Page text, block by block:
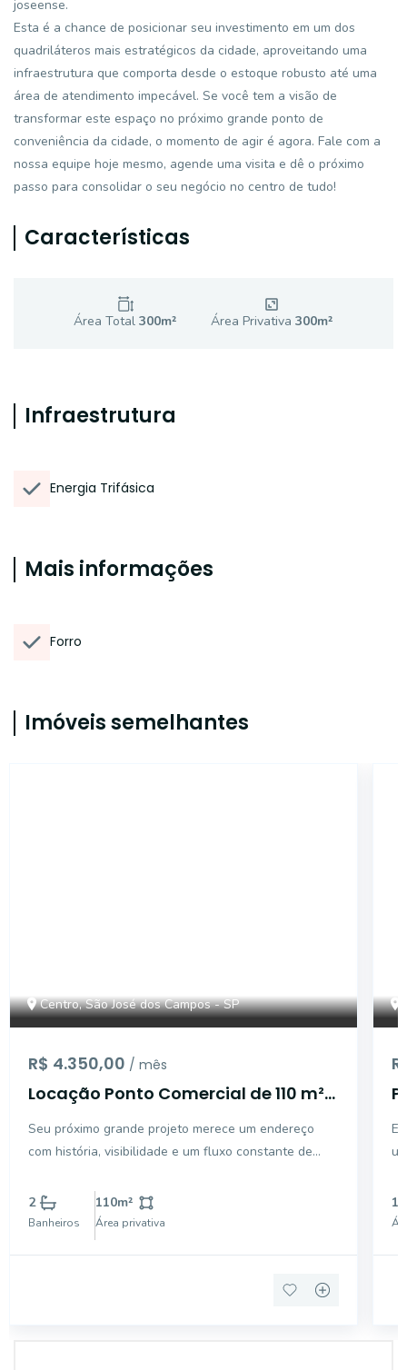
joseense.
Esta é a chance de posicionar seu investimento em um dos
quadriláteros mais estratégicos da cidade, aproveitando uma
infraestrutura que comporta desde o estoque robusto até uma
área de atendimento impecável. Se você tem a visão de
transformar este espaço no próximo grande ponto de
conveniência da cidade, o momento de agir é agora. Fale com a
nossa equipe hoje mesmo, agende uma visita e dê o próximo
passo para consolidar o seu negócio no centro de tudo!
Características
Área Total300m² Área Privativa 300m²
Infraestrutura
Energia Trifásica
Mais informações
Forro
Imóveis semelhantes
Centro, São José dos Campos - SP
R$ 4.350,00 / mês
Locação Ponto Comercial de 110 m²
José dos Campos
Seu próximo grande projeto merece um endereço
com história, visibilidade e um fluxo constante de
Rua Siqueira Campos, no coração de São José dos
Campos, este ponto comercial de 110 m² oferece o
cenário idea
2
Banheiros
110m²
Área privativa